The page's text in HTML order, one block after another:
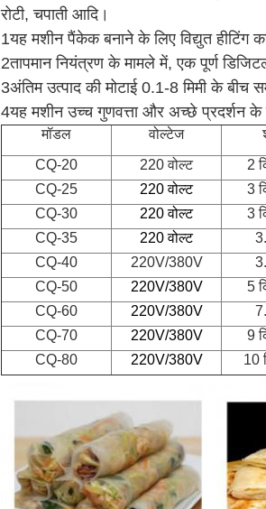
रोटी, चपाती आदि।
1यह मशीन पैंकेक बनाने के लिए विद्युत हीटिंग
2तापमान नियंत्रण के मामले में, एक पूर्ण
3अंतिम उत्पाद की मोटाई 0.1-8 मिमी के
4यह मशीन उच्च गुणवत्ता और अच्छे प्रदर्शन
मॉडल वोल्टेज
CQ-20
220 वोल्ट 2
CQ-25
220 वोल्ट 3
CQ-30
220 वोल्ट 3
CQ-35
220 वोल्ट
CQ-40
220V/380V
CQ-50
220V/380V 5
CQ-60
220V/380V
CQ-70
220V/380V 9
CQ-80
220V/380V 10